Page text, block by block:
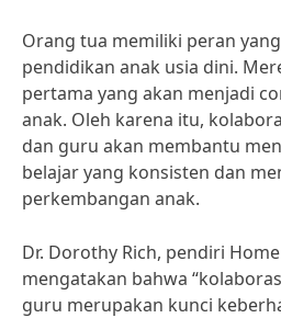
Orang tua memiliki peran
pendidikan anak usia dini.
pertama yang akan menjadi
anak. Oleh karena itu,
dan guru akan membantu
belajar yang konsisten dan
perkembangan anak.
Dr. Dorothy Rich, pendiri
mengatakan bahwa
guru merupakan kunci